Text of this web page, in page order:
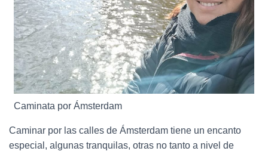
Caminata por Ámsterdam
Caminar por las calles de Ámsterdam tiene un encanto
especial, algunas tranquilas, otras no tanto a nivel de